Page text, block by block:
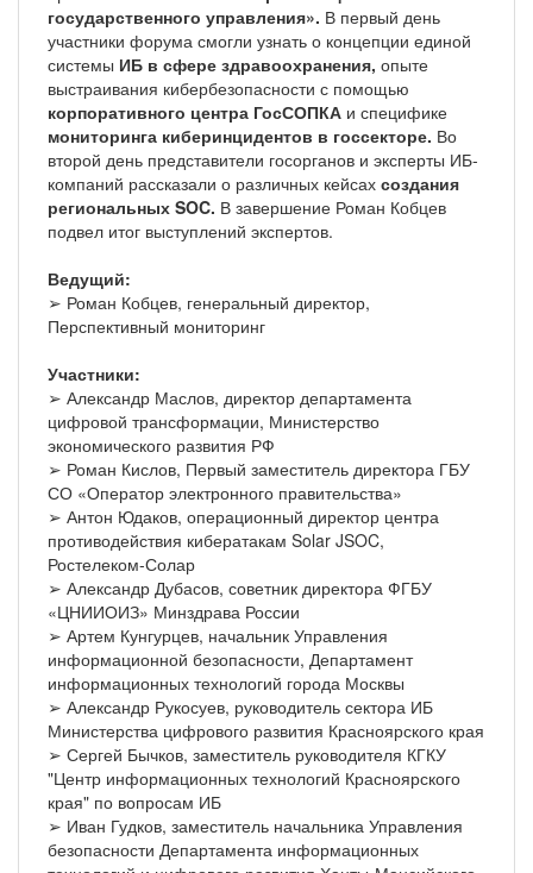
государственного управления». В первый день
участники форума смогли узнать о концепции единой
системы ИБ в сфере здравоохранения, опыте
выстраивания кибербезопасности с помощью
корпоративного центра ГосСОПКА и специфике
мониторинга киберинцидентов в госсекторе. Во
второй день представители госорганов и эксперты ИБ-
компаний рассказали о различных кейсах создания
региональных SOC. В завершение Роман Кобцев
подвел итог выступлений экспертов.
Ведущий:
➢ Роман Кобцев, генеральный директор,
Перспективный мониторинг
Участники:
➢ Александр Маслов, директор департамента
цифровой трансформации, Министерство
экономического развития РФ
➢ Роман Кислов, Первый заместитель директора ГБУ
СО «Оператор электронного правительства»
➢ Антон Юдаков, операционный директор центра
противодействия кибератакам Solar JSOC,
Ростелеком-Солар
➢ Александр Дубасов, советник директора ФГБУ
«ЦНИИОИЗ» Минздрава России
➢ Артем Кунгурцев, начальник Управления
информационной безопасности, Департамент
информационных технологий города Москвы
➢ Александр Рукосуев, руководитель сектора ИБ
Министерства цифрового развития Красноярского края
➢ Сергей Бычков, заместитель руководителя КГКУ
"Центр информационных технологий Красноярского
края" по вопросам ИБ
➢ Иван Гудков, заместитель начальника Управления
безопасности Департамента информационных